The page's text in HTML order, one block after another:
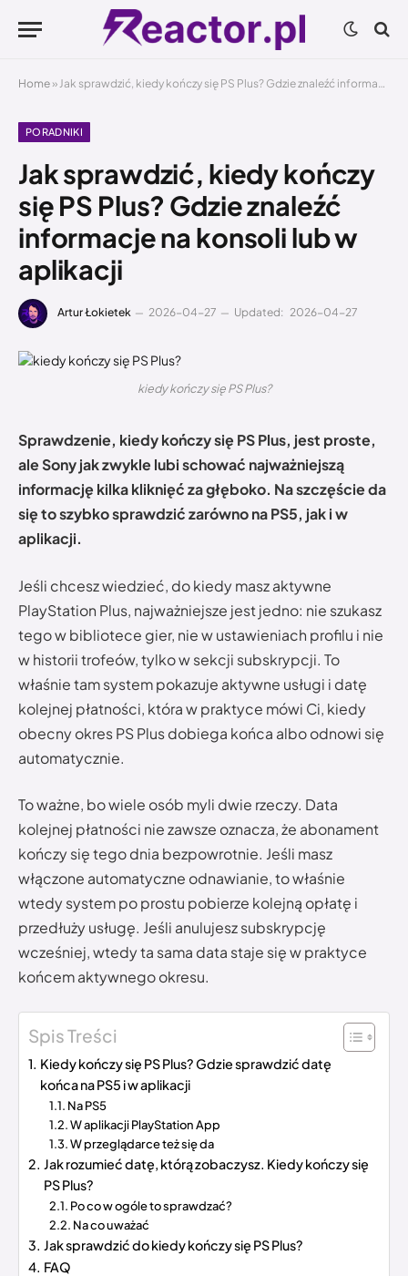
Home »Jak sprawdzić, kiedy kończy się PS Plus? Gdzie znaleźć informacje na konsoli lub w aplikacji
PORADNIKI
Jak sprawdzić, kiedy kończy
się PS Plus? Gdzie znaleźć
informacje na konsoli lub w
aplikacji
Artur Łokietek 2026-04-27 Updated: 2026-04-27
kiedy kończy się PS Plus?
Sprawdzenie, kiedy kończy się PS Plus, jest proste,
ale Sony jak zwykle lubi schować najważniejszą
informację kilka kliknięć za głęboko. Na szczęście da
się to szybko sprawdzić zarówno na PS5, jak i w
aplikacji.
Jeśli chcesz wiedzieć, do kiedy masz aktywne
PlayStation Plus, najważniejsze jest jedno: nie szukasz
tego w bibliotece gier, nie w ustawieniach profilu i nie
w historii trofeów, tylko w sekcji subskrypcji. To
właśnie tam system pokazuje aktywne usługi i datę
kolejnej płatności, która w praktyce mówi Ci, kiedy
obecny okres PS Plus dobiega końca albo odnowi się
automatycznie.
To ważne, bo wiele osób myli dwie rzeczy. Data
kolejnej płatności nie zawsze oznacza, że abonament
kończy się tego dnia bezpowrotnie. Jeśli masz
włączone automatyczne odnawianie, to właśnie
wtedy system po prostu pobierze kolejną opłatę i
przedłuży usługę. Jeśli anulujesz subskrypcję
wcześniej, wtedy ta sama data staje się w praktyce
końcem aktywnego okresu.
Spis Treści
Kiedy kończy się PS Plus? Gdzie sprawdzić datę
końca na PS5 i w aplikacji
Na PS5
W aplikacji PlayStation App
W przeglądarce też się da
Jak rozumieć datę, którą zobaczysz. Kiedy kończy się
PS Plus?
Po co w ogóle to sprawdzać?
Na co uważać
Jak sprawdzić do kiedy kończy się PS Plus?
FAQ